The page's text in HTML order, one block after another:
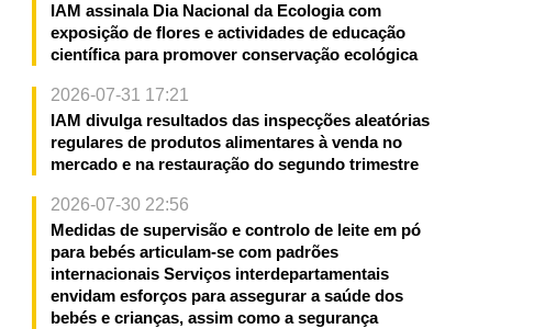
IAM assinala Dia Nacional da Ecologia com
exposição de flores e actividades de educação
científica para promover conservação ecológica
2026-07-31 17:21
IAM divulga resultados das inspecções aleatórias
regulares de produtos alimentares à venda no
mercado e na restauração do segundo trimestre
2026-07-30 22:56
Medidas de supervisão e controlo de leite em pó
para bebés articulam-se com padrões
internacionais Serviços interdepartamentais
envidam esforços para assegurar a saúde dos
bebés e crianças, assim como a segurança